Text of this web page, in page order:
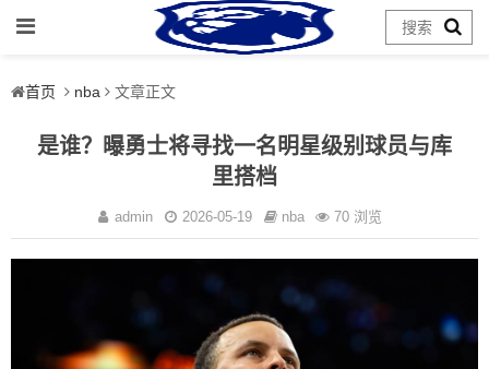
首页 nba 文章正文
是谁？曝勇士将寻找一名明星级别球员与库
里搭档
admin 2026-05-19 nba 70 浏览